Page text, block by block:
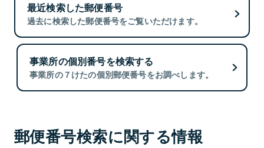
最近検索した郵便番号
過去に検索した郵便番号をご覧いただけます。
事業所の個別番号を検索する
事業所の７けたの個別郵便番号をお調べします。
郵便番号検索に関する情報